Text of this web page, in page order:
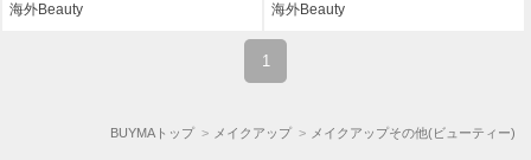
海外Beauty 海外Beauty
1
BUYMAトップ メイクアップ メイクアップその他(ビューティー)